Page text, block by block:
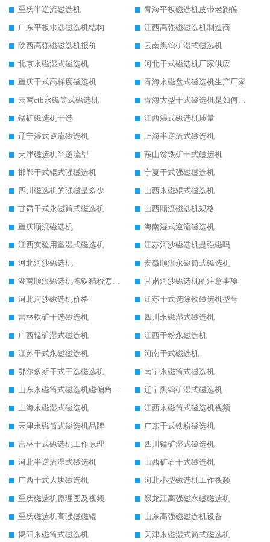
重庆半逆流磁选机
青海平板磁选机皮带老跑偏
广东平板水选磁选机结构
江西高强磁磁选机制造商
陕西高强磁磁选机报价
云南黑钨矿湿式磁选机
北京永磁湿式磁选机
河北干式磁选机厂家供应
重庆干式高梯度磁选机
青海永磁盘式磁选机生产厂家
云南ctb永磁筒式磁选机
青海大型干式磁选机是如何选矿的
锰矿磁选机干选
江西湿式磁选机质量
辽宁湿式逆流磁选机
上海半逆流式磁选机
天津磁选机半逆流型
鞍山贫铁矿干式磁选机
邯郸干式辊式强磁选机
宁夏干式强磁磁选机
四川磁选机的强磁是多少
山西永磁辊式磁选机
甘肃干式永磁筒式磁选机
山西顺流磁选机规格
重庆顺流磁选机
海南湿式逆流磁选机
江西实验用室湿式磁选机
江苏河沙磁选机是强磁吗
河北河沙磁选机
安徽顺流永磁筒式磁选机
湖南顺流磁选机跑铁精粉怎么处理
甘肃河沙磁选机的注意事项
河北河沙磁选机价格
江苏干式选除铁磁选机型号
吉林铁矿干选磁选机
四川永磁湿式磁选机
广西锰矿湿式磁选机
江西干粉永磁选机
江苏干式永磁磁选机
河南干式磁选机
鄂尔多斯干式干选磁选机
南宁永磁筒式磁选机
山东永磁筒式磁选机磁偏角怎么调整
辽宁黑钨矿湿式磁选机
上海永磁湿式磁选机
江西永磁筒式磁选机视频
天津永磁筒式磁选机品牌
广东干式铁粉磁选机
吉林干式磁选机工作原理
四川锰矿湿式磁选机
河北半逆流湿式磁选机
山西矿石干式磁选机
广西干式大块磁选机
河北小型磁选机工作视频
重庆磁选机原理图及视频
黑龙江高强磁永磁磁选机
重庆磁选机高强磁磁辊
山东高强磁磁选机设备
揭阳永磁筒式磁选机
天津永磁湿式筒式磁选机